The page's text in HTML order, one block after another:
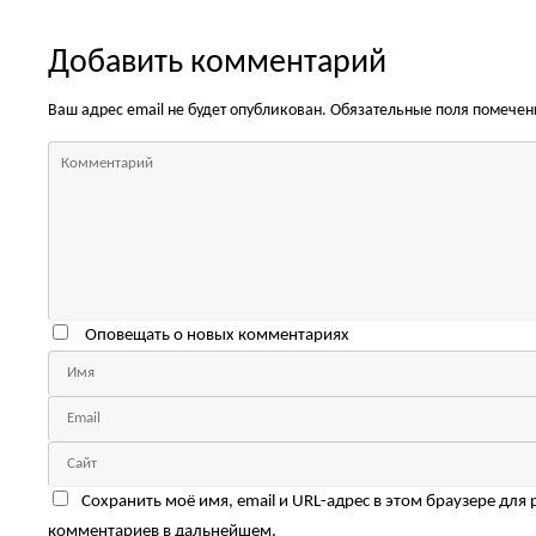
Добавить комментарий
Ваш адрес email не будет опубликован. Обязательные поля
Оповещать о новых комментариях
Сохранить моё имя, email и URL-адрес в этом браузере для
комментариев в дальнейшем.